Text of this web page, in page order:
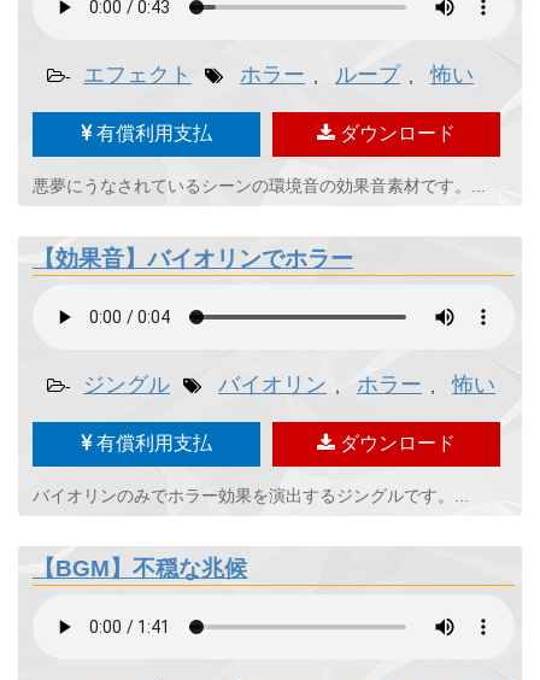
- エフェクト ホラー ループ 怖い
有償利用支払 ダウンロード
悪夢にうなされているシーンの環境音の効果音素材です。...
【効果音】バイオリンでホラー
- ジングル バイオリン ホラー 怖い
有償利用支払 ダウンロード
バイオリンのみでホラー効果を演出するジングルです。...
【BGM】不穏な兆候